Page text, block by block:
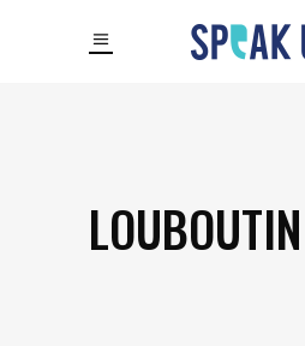
LOUBOUTIN